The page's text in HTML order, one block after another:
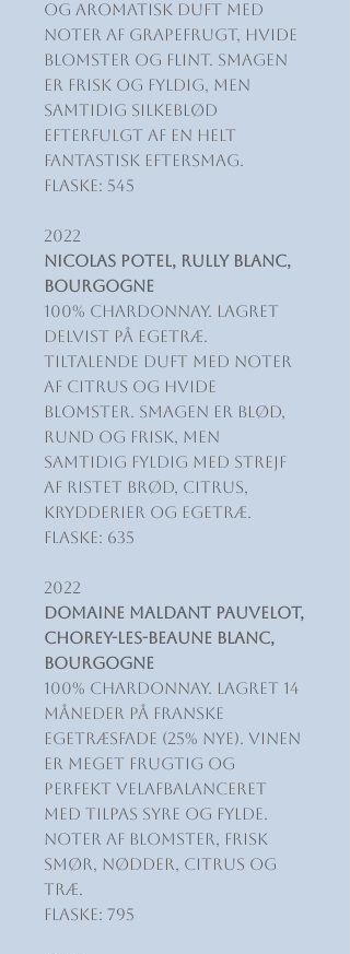
og aromatisk duft med
noter af grapefrugt, hvide
blomster og flint. Smagen
er frisk og fyldig, men
samtidig silkeblød
efterfulgt af en helt
fantastisk eftersmag.
Flaske: 545
2022
Nicolas Potel, Rully Blanc,
Bourgogne
100% Chardonnay. Lagret
delvist på egetræ.
Tiltalende duft med noter
af citrus og hvide
blomster. Smagen er blød,
rund og frisk, men
samtidig fyldig med strejf
af ristet brød, citrus,
krydderier og egetræ.
Flaske: 635
2022
Domaine Maldant Pauvelot,
Chorey-Les-Beaune Blanc,
Bourgogne
100% Chardonnay. Lagret 14
måneder på franske
egetræsfade (25% nye). Vinen
er meget frugtig og
perfekt velafbalanceret
med tilpas syre og fylde.
Noter af blomster, frisk
smør, nødder, citrus og
træ.
Flaske: 795